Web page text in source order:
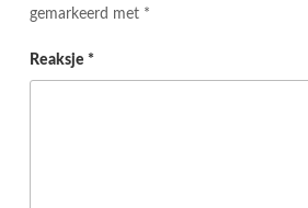
gemarkeerd met *
Reaksje *